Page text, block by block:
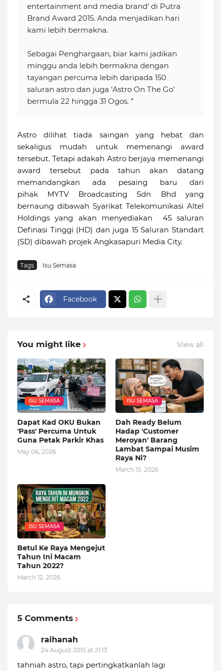
entertainment and media brand’ di Putra
Brand Award 2015. Anda menjadikan hari
kami lebih bermakna.
Sebagai Penghargaan, biar kami jadikan
minggu anda lebih bermakna dengan
tayangan percuma lebih daripada 150
saluran astro dan juga ‘Astro On The Go’
bermula 22 hingga 31 Ogos. ”
Astro dilihat tiada saingan yang hebat dan
sekaligus mudah untuk memenangi award
tersebut. Tetapi adakah Astro berjaya memenangi
award tersebut pada tahun akan datang
memandangkan ada pesaing baru dari
pihak MYTV Broadcasting Sdn Bhd yang
bernaung dibawah Syarikat Telekomunikasi Altel
Holdings yang akan menyediakan 45 saluran
Definasi Tinggi (HD) dan juga 15 Saluran Standart
(SD) dibawah projek Angkasapuri Media City.
Tags Isu Semasa
Facebook
You might like View all
ISU SEMASA
Dapat Kad OKU Bukan
'Pass' Percuma Untuk
Guna Petak Parkir Khas
May 06, 2026
ISU SEMASA
Dah Ready Belum
Hadap 'Customer
Meroyan' Barang
Lambat Sampai Musim
Raya Ni?
March 15, 2026
ISU SEMASA
Betul Ke Raya Mengejut
Tahun Ini Macam
Tahun 2022?
March 12, 2026
5 Comments
raihanah
24 August 2015 at 21:13
tahniah astro, tapi pertingkatkanlah lagi